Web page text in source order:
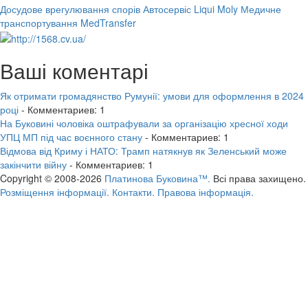
Досудове врегулювання спорів Автосервіс Liqui Moly Медичне
транспортування MedTransfer
Ваші коментарі
Як отримати громадянство Румунії: умови для оформлення в 2024
році - Комментариев: 1
На Буковині чоловіка оштрафували за організацію хресної ходи
УПЦ МП під час воєнного стану - Комментариев: 1
Відмова від Криму і НАТО: Трамп натякнув як Зеленський може
закінчити війну - Комментариев: 1
Copyright © 2008-2026 Платинова Буковина™. Всі права захищено.
Розміщення інформації. Контакти. Правова інформація.